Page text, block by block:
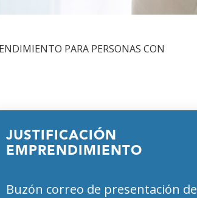
PARA PERSONAS CON
JUSTIFICACIÓN
EMPRENDIMIENTO
Buzón correo de presentación de